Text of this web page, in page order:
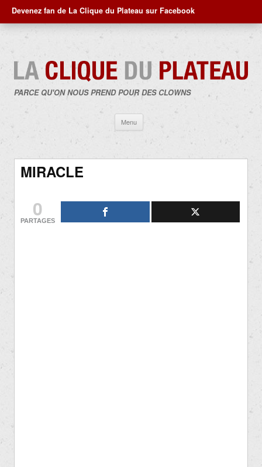
Devenez fan de La Clique du Plateau sur Facebook
PARCE QU'ON NOUS PREND POUR DES CLOWNS
Menu
contenu
MIRACLE
0
PARTAGES